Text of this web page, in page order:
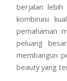
berjalan
kombinasi
pemahaman
peluang
membangun
beauty yang